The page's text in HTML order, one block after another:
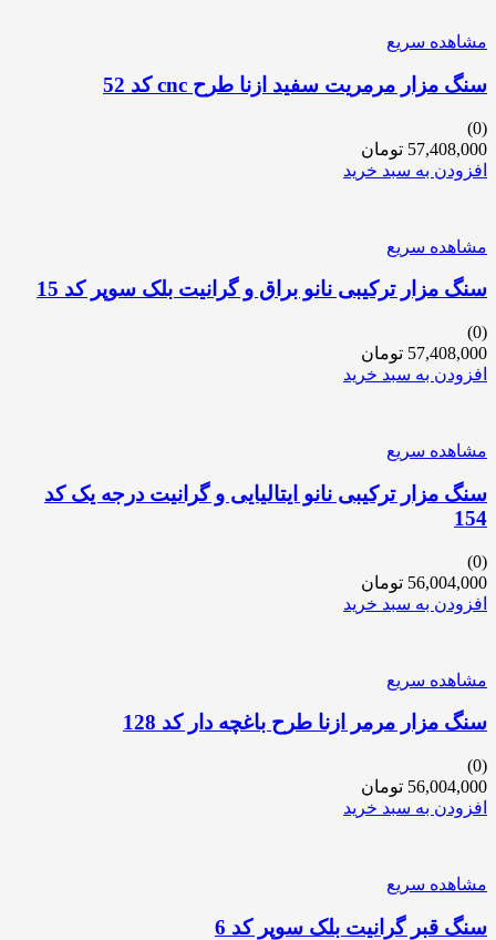
مشاهده سریع
سنگ مزار مرمریت سفید ازنا طرح cnc کد 52
(0)
57,408,000 تومان
افزودن به سبد خرید
مشاهده سریع
سنگ مزار ترکیبی نانو براق و گرانیت بلک سوپر کد 15
(0)
57,408,000 تومان
افزودن به سبد خرید
مشاهده سریع
سنگ مزار ترکیبی نانو ایتالیایی و گرانیت درجه یک کد
154
(0)
56,004,000 تومان
افزودن به سبد خرید
مشاهده سریع
سنگ مزار مرمر ازنا طرح باغچه دار کد 128
(0)
56,004,000 تومان
افزودن به سبد خرید
مشاهده سریع
سنگ قبر گرانیت بلک سوپر کد 6